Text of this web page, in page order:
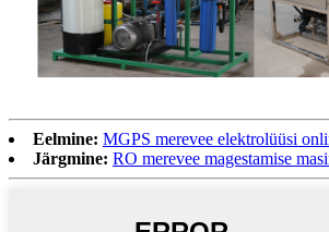
Eelmine: MGPS merevee elektrolüüsi
Järgmine: RO merevee magestamise